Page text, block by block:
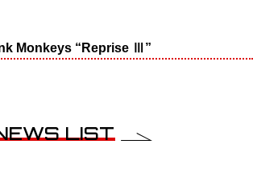
Monkeys “Reprise Ⅲ”
LIST